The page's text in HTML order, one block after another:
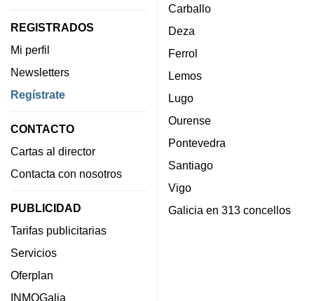
REGISTRADOS
Mi perfil
Newsletters
Regístrate
CONTACTO
Cartas al director
Contacta con nosotros
PUBLICIDAD
Tarifas publicitarias
Servicios
Oferplan
INMOGalia
Carballo
Deza
Ferrol
Lemos
Lugo
Ourense
Pontevedra
Santiago
Vigo
Galicia en 313 concellos